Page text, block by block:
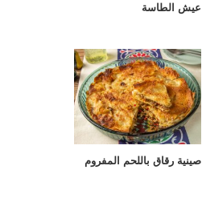
عيش الطاسة
صينية رقاق باللحم المفروم